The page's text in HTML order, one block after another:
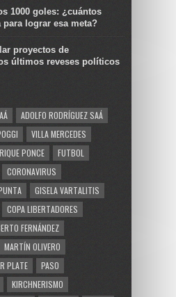
1000 goles: ¿cuántos
lograr esa meta?
proyectos de
últimos reveses políticos
ADOLFO RODRÍGUEZ SAÁ
VILLA MERCEDES
PONCE
FUTBOL
CORONAVIRUS
GISELA VARTALITIS
COPA LIBERTADORES
FERNÁNDEZ
MARTÍN OLIVERO
PLATE
PASO
KIRCHNERISMO